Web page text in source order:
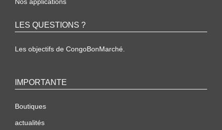
LES QUESTIONS ?
Les objectifs de CongoBonMarché.
IMPORTANTE
Boutiques
actualités